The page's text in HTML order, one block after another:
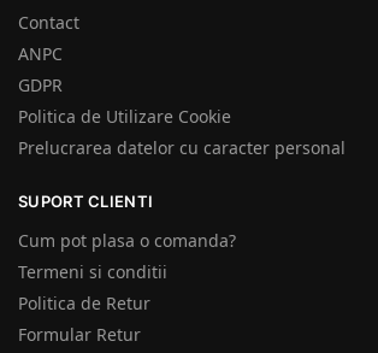
Contact
ANPC
GDPR
Politica de Utilizare Cookie
Prelucrarea datelor cu caracter personal
SUPORT CLIENTI
Cum pot plasa o comanda?
Termeni si conditii
Politica de Retur
Formular Retur